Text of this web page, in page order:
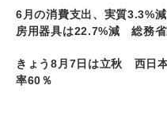
6月の消費支出、実質3.3%
房用器具は22.7%減 総務
きょう8月7日は立秋 西日
率60％